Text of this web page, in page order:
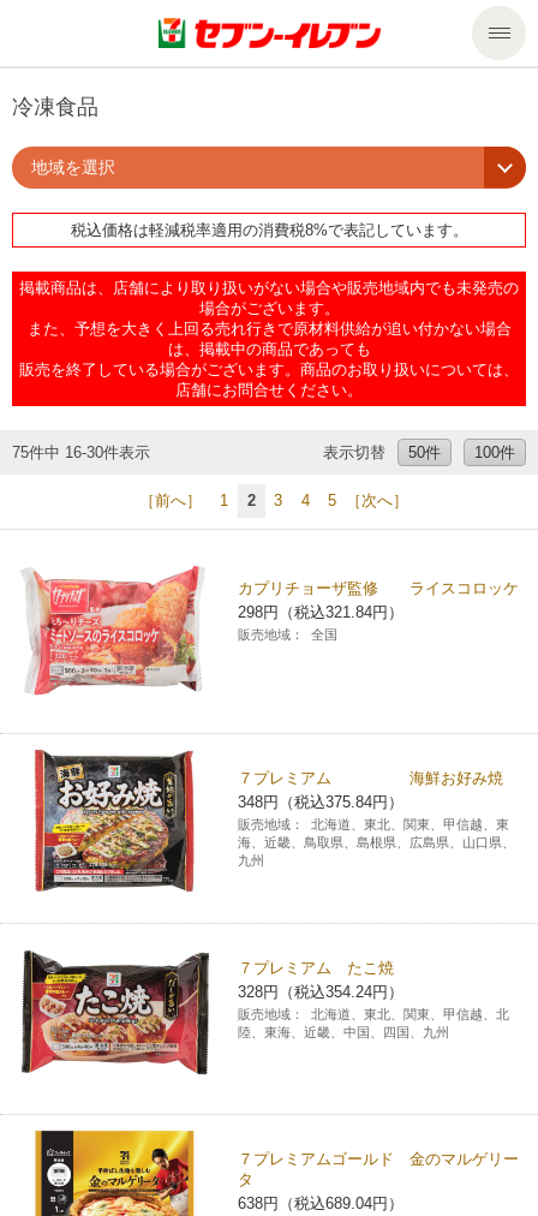
商品のご案内
商品のご案内トップ
今週の新商品
商品カテゴリ一覧
食の安全・安心への取組み
ギフト
プリペイドカード・金券
セール・キャンペーン
サービス
nanacoトップ
マルチコピー機でできることトップ
コピー
プリント
ファクス
チケット
スポーツ振興くじ
行政サービス
保険
学び・教育
宅配便
切手・はがき・印紙
ご利用可能なお支払い方法
各種料金のお支払い
レジでApple Accountにチャージ
オンラインフォトサービス
宅配ロッカー（店舗限定）
チケットサービス
セブンチケット
チケットぴあ
イープラス
CNプレイガイド
セブン‐イレブンでお受取り
タワーレコード
セブンネットショッピング
停電時のサービス停止のお知らせ
企業情報トップ
ニュースリリース
企業理念
会社概要
沿革
国内店舗数
セブン‐イレブンの海外事業
データで見るセブン‐イレブン
セブン‐イレブンの「商品力」
セブン-イレブンの横顔
私たちの取組み
サステナビリティ
サステナビリティトップ
セブン＆アイ・ホールディングスの重点課題
サステナビリティ活動基本方針
GREEN CHALLENGE 2050
4VISIONS
サステナビリティレポート
報告書ライブラリー
加盟店オーナー募集 物件募集・購入
アルバイト情報
店舗検索
ネットショッピング
お問い合わせ
Language
English (Corporate)
English (Services)
简体中文(服务)
한국어(서비스)
ภาษาไทย(บริการ)
冷凍食品
地域を選択
税込価格は軽減税率適用の消費税8%で表記しています。
掲載商品は、店舗により取り扱いがない場合や販売地域内でも未発売の
場合がございます。
また、予想を大きく上回る売れ行きで原材料供給が追い付かない場合
は、掲載中の商品であっても
販売を終了している場合がございます。商品のお取り扱いについては、
店舗にお問合せください。
75件中 16-30件表示 表示切替 50件 100件
［前へ］ 1 2 3 4 5 ［次へ］
カプリチョーザ監修 ライスコロッケ
298円（税込321.84円）
販売地域： 全国
７プレミアム 海鮮お好み焼
348円（税込375.84円）
販売地域：
北海道、東北、関東、甲信越、東
海、近畿、鳥取県、島根県、広島県、山口県、
九州
７プレミアム たこ焼
328円（税込354.24円）
販売地域：
北海道、東北、関東、甲信越、北
陸、東海、近畿、中国、四国、九州
７プレミアムゴールド 金のマルゲリー
タ
638円（税込689.04円）